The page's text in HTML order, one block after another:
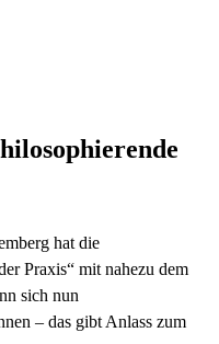
hat die
Praxis“ mit nahezu dem
sich nun
– das gibt Anlass zum